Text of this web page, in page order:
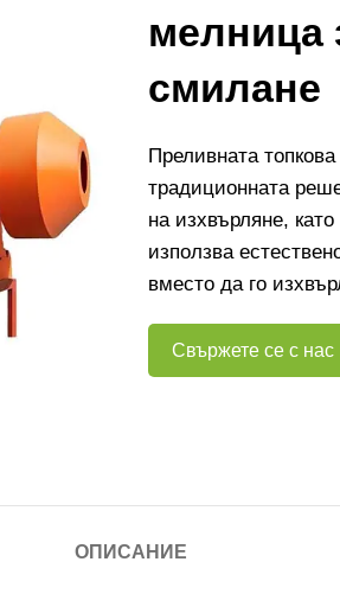
мелница
смилане
Преливната
традиционната
на изхвърляне,
използва
вместо да го
Свържете се с нас
ОПИСАНИЕ